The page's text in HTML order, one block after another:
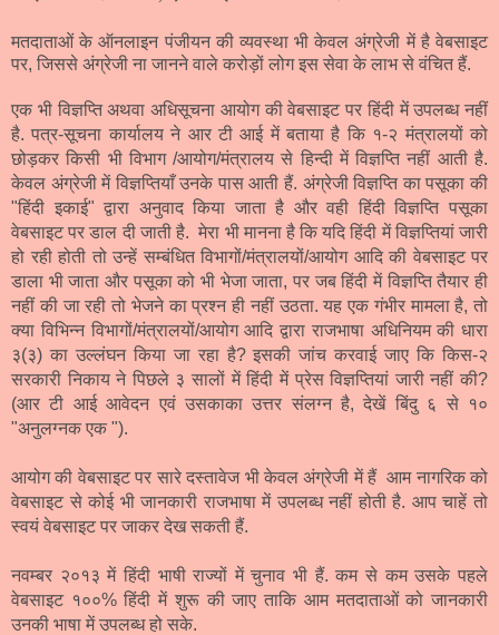
मतदाताओं के ऑनलाइन पंजीयन की व्यवस्था भी केवल अंग्रेजी में है वेबसाइट
पर, जिससे अंग्रेजी ना जानने वाले करोड़ों लोग इस सेवा के लाभ से वंचित हैं.
एक भी विज्ञप्ति अथवा अधिसूचना आयोग की वेबसाइट पर हिंदी में उपलब्ध नहीं
है. पत्र-सूचना कार्यालय ने आर टी आई में बताया है कि १-२ मंत्रालयों को
छोड़कर किसी भी विभाग /आयोग/मंत्रालय से हिन्दी में विज्ञप्ति नहीं आती है.
केवल अंग्रेजी में विज्ञप्तियाँ उनके पास आती हैं. अंग्रेजी विज्ञप्ति का पसूका की
"हिंदी इकाई" द्वारा अनुवाद किया जाता है और वही हिंदी विज्ञप्ति पसूका
वेबसाइट पर डाल दी जाती है. मेरा भी मानना है कि यदि हिंदी में विज्ञप्तियां जारी
हो रही होती तो उन्हें सम्बंधित विभागों/मंत्रालयों/आयोग आदि की वेबसाइट पर
डाला भी जाता और पसूका को भी भेजा जाता, पर जब हिंदी में विज्ञप्ति तैयार ही
नहीं की जा रही तो भेजने का प्रश्न ही नहीं उठता. यह एक गंभीर मामला है, तो
क्या विभिन्न विभागों/मंत्रालयों/आयोग आदि द्वारा राजभाषा अधिनियम की धारा
३(३) का उल्लंघन किया जा रहा है?इसकी जांच करवाई जाए कि किस-२
सरकारी निकाय ने पिछले ३ सालों में हिंदी में प्रेस विज्ञप्तियां जारी नहीं की?
(आर टी आई आवेदन एवं उसकाका उत्तर संलग्न है, देखें बिंदु ६ से १०
"अनुलग्नक एक ").
आयोग की वेबसाइट पर सारे दस्तावेज भी केवल अंग्रेजी में हैं आम नागरिक को
वेबसाइट से कोई भी जानकारी राजभाषा में उपलब्ध नहीं होती है. आप चाहें तो
स्वयं वेबसाइट पर जाकर देख सकती हैं.
नवम्बर २०१३ में हिंदी भाषी राज्यों में चुनाव भी हैं. कम से कम उसके पहले
वेबसाइट १००% हिंदी में शुरू की जाए ताकि आम मतदाताओं को जानकारी
उनकी भाषा में उपलब्ध हो सके.